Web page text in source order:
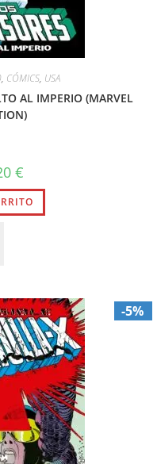
, CÓMICS, USA
AL IMPERIO (MARVEL
€
-5%